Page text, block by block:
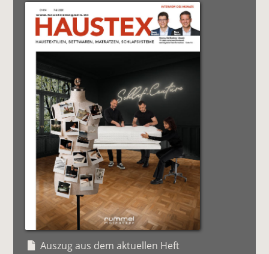
Auszug aus dem aktuellen Heft